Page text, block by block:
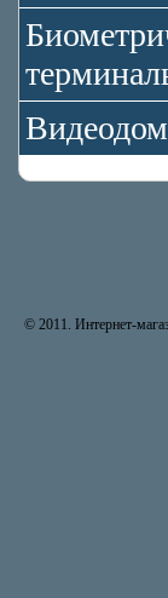
© 2011. Интернет-